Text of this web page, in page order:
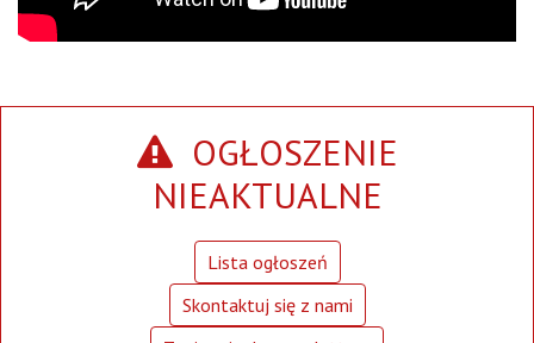
OGŁOSZENIE
NIEAKTUALNE
Lista ogłoszeń
Skontaktuj się z nami